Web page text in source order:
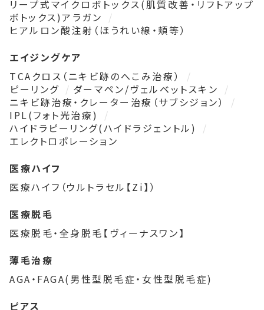
リープ式マイクロボトックス(肌質改善・リフトアップ
ボトックス)アラガン
ヒアルロン酸注射（ほうれい線・頬等）
エイジングケア
TCAクロス（ニキビ跡のへこみ治療）
ピーリング
ダーマペン/ヴェルベットスキン
ニキビ跡治療・クレーター治療（サブシジョン）
IPL(フォト光治療)
ハイドラピーリング(ハイドラジェントル)
エレクトロポレーション
医療ハイフ
医療ハイフ（ウルトラセル【Zi】）
医療脱毛
医療脱毛・全身脱毛【ヴィーナスワン】
薄毛治療
AGA・FAGA(男性型脱毛症・女性型脱毛症)
ピアス